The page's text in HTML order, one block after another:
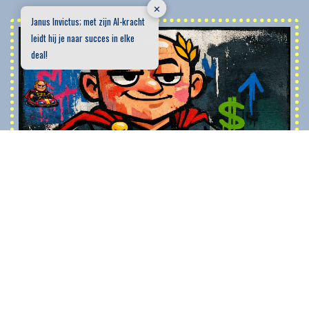
✕
Janus Invictus; met zijn AI-kracht
leidt hij je naar succes in elke
deal!